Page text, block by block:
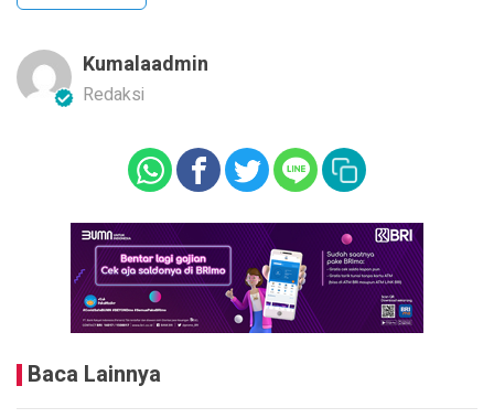
Kumalaadmin
Redaksi
Baca Lainnya